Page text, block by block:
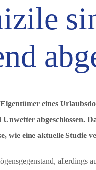
eines
abgeschlossen.
wie eine aktuelle Studie
allerdings